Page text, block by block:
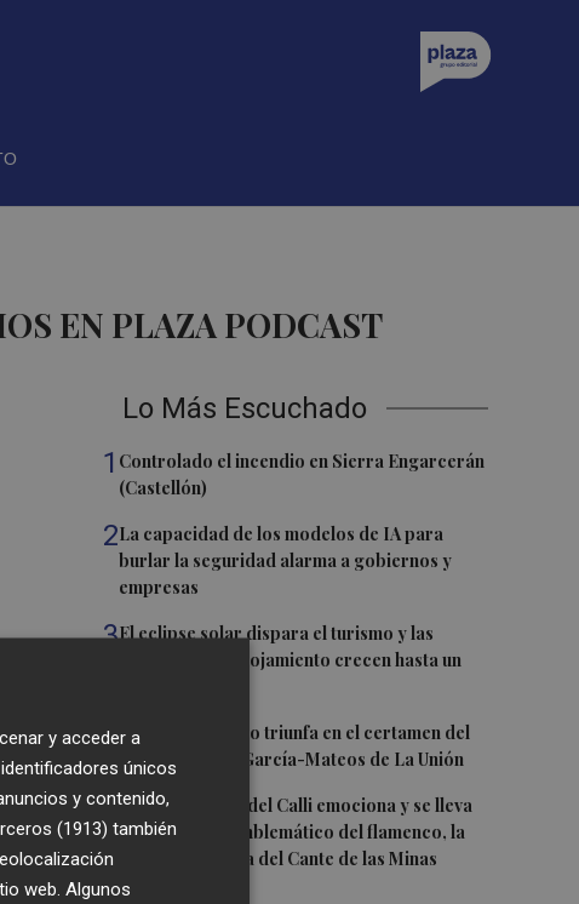
EN PLAZA PODCAST
Lo Más Escuchado
1 Controlado el incendio en Sierra Engarcerán
(Castellón)
2La capacidad de los modelos de IA para
burlar la seguridad alarma a gobiernos y
empresas
3El eclipse solar dispara el turismo y las
búsquedas de alojamiento crecen hasta un
4El cubano Papillo triunfa en el certamen del
Trovo Pascual García-Mateos de La Unión
5El cantaor Rafa del Calli emociona y se lleva
el trofeo más emblemático del flamenco, la
Lámpara Minera del Cante de las Minas
y acceder a
únicos
y contenido,
(1913) también
web. Algunos